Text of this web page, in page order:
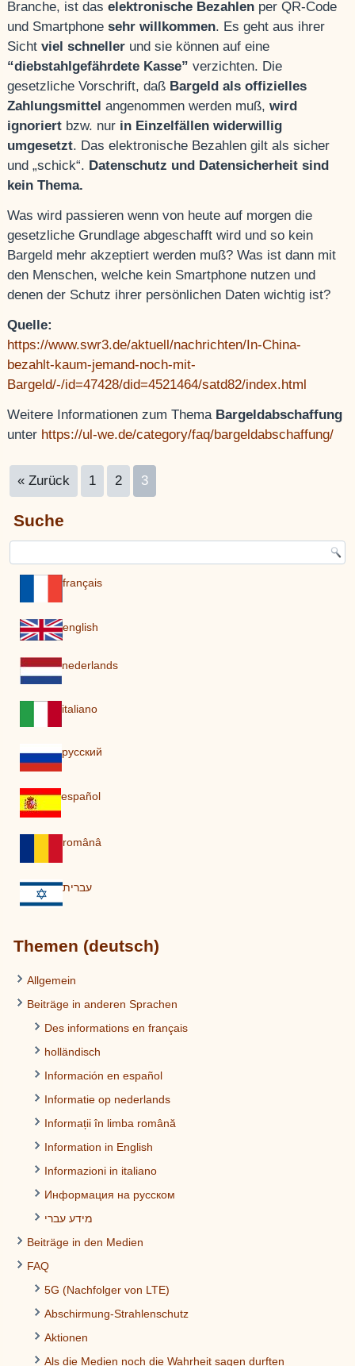
Branche, ist daselektronische Bezahlen per QR-Code
und Smartphonesehr willkommen. Es geht aus ihrer
Sichtviel schneller und sie können auf eine
“diebstahlgefährdete Kasse” verzichten. Die
gesetzliche Vorschrift, daß Bargeld als offizielles
Zahlungsmittel angenommen werden muß,wird
ignoriert bzw. nur in Einzelfällen widerwillig
umgesetzt. Das elektronische Bezahlen gilt als sicher
und „schick“. Datenschutz und Datensicherheit sind
kein Thema.
Was wird passieren wenn von heute auf morgen die
gesetzliche Grundlage abgeschafft wird und so kein
Bargeld mehr akzeptiert werden muß? Was ist dann mit
den Menschen, welche kein Smartphone nutzen und
denen der Schutz ihrer persönlichen Daten wichtig ist?
Quelle:
https://www.swr3.de/aktuell/nachrichten/In-China-
bezahlt-kaum-jemand-noch-mit-
Bargeld/-/id=47428/did=4521464/satd82/index.html
Weitere Informationen zum Thema Bargeldabschaffung
unter https://ul-we.de/category/faq/bargeldabschaffung/
« Zurück 1 2 3
Suche
français
english
nederlands
italiano
pусский
español
românâ
עברית
Themen (deutsch)
Allgemein
Beiträge in anderen Sprachen
Des informations en français
holländisch
Información en español
Informatie op nederlands
Informații în limba română
Information in English
Informazioni in italiano
Информация на русском
מידע עברי
Beiträge in den Medien
FAQ
5G (Nachfolger von LTE)
Abschirmung-Strahlenschutz
Aktionen
Als die Medien noch die Wahrheit sagen durften